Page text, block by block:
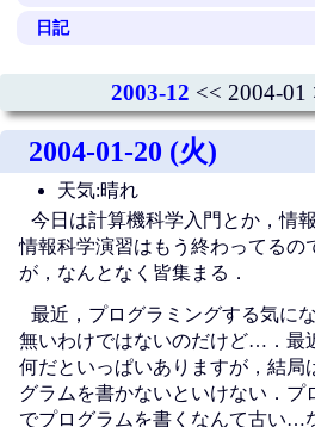
日記
2003-12 << 2004-01
2004-01-20 (火)
天気:晴れ
今日は計算機科学入門とか，情
情報科学演習はもう終わってるの
が，なんとなく皆集まる．
最近，プログラミングする気に
無いわけではないのだけど…．最
何だといっぱいありますが，結局
グラムを書かないといけない．プ
でプログラムを書くなんて古い…